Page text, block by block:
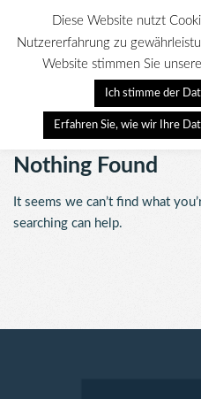
Myelom-
Nothing Found
It seems we can’t find what
searching can help.
Diese Website nutzt
Nutzererfahrung zu
Website stimmen Sie
Ich stimme der
Erfahren Sie, wie wir Ihre